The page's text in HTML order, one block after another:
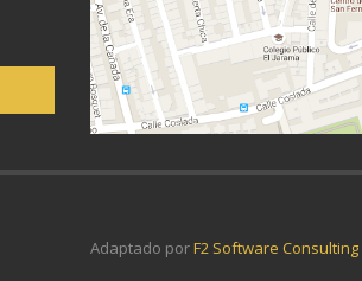
Adaptado porF2 Software Consulting